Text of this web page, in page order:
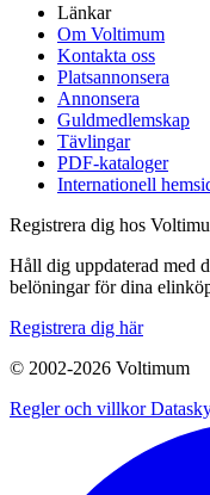
Länkar
Om Voltimum
Kontakta oss
Platsannonsera
Annonsera
Guldmedlemskap
Tävlingar
PDF-kataloger
Internationell
Registrera dig hos
Håll dig uppdaterad med
belöningar för dina
Registrera dig här
© 2002-2026 Voltimum
Regler och villkor